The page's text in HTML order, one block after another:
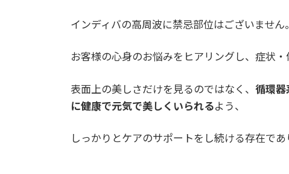
インディバの高周波に禁忌部位はございません。
お客様の心身のお悩みをヒアリングし、症状
表面上の美しさだけを見るのではなく、 循環
に健康で元気で美しくいられるよう、
しっかりとケアのサポートをし続ける存在であ